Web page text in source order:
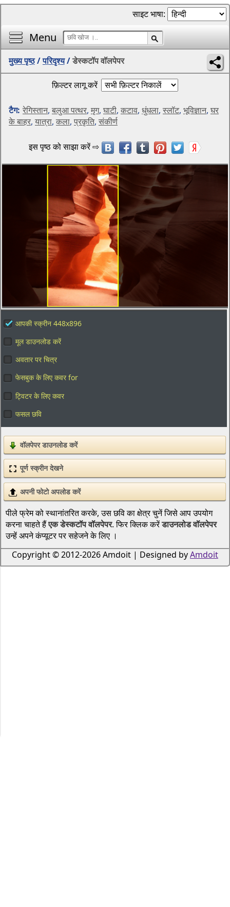
Menu
साइट भाषा:
मुख्य पृष्ठ/परिदृश्य/डेस्कटॉप वॉलपेपर
फ़िल्टर लागू करें
टैग: रेगिस्तान, बलुआ पत्थर, मृग, घाटी, कटाव, धुंधला, स्लॉट, भूविज्ञान, घर
के बाहर, यात्रा, कला, प्रकृति, संकीर्ण
आपकी स्क्रीन 448x896
मूल डाउनलोड करें
अवतार पर चित्र
फेसबुक के लिए कवर for
ट्विटर के लिए कवर
फसल छवि
वॉलपेपर डाउनलोड करें
पूर्ण स्क्रीन देखने
अपनी फोटो अपलोड करें
पीले फ्रेम को स्थानांतरित करके, उस छवि का क्षेत्र चुनें जिसे आप उपयोग
करना चाहते हैंएक डेस्कटॉप वॉलपेपर. फिर क्लिक करेंडाउनलोड वॉलपेपर
उन्हें अपने कंप्यूटर पर सहेजने के लिए ।
Copyright © 2012-2026 Amdoit | Designed byAmdoit